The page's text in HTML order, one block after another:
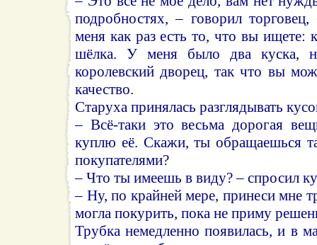
подробностях, – говорил
меня как раз есть то, что вы ищете:
шёлка. У меня было два куска,
королевский дворец, так что вы
качество.
Старуха принялась разглядывать
– Всё-таки это весьма дорогая
куплю её. Скажи, ты обращаешься
покупателями?
– Что ты имеешь в виду? – спросил
– Ну, по крайней мере, принеси мне
могла покурить, пока не приму
Трубка немедленно появилась, и в